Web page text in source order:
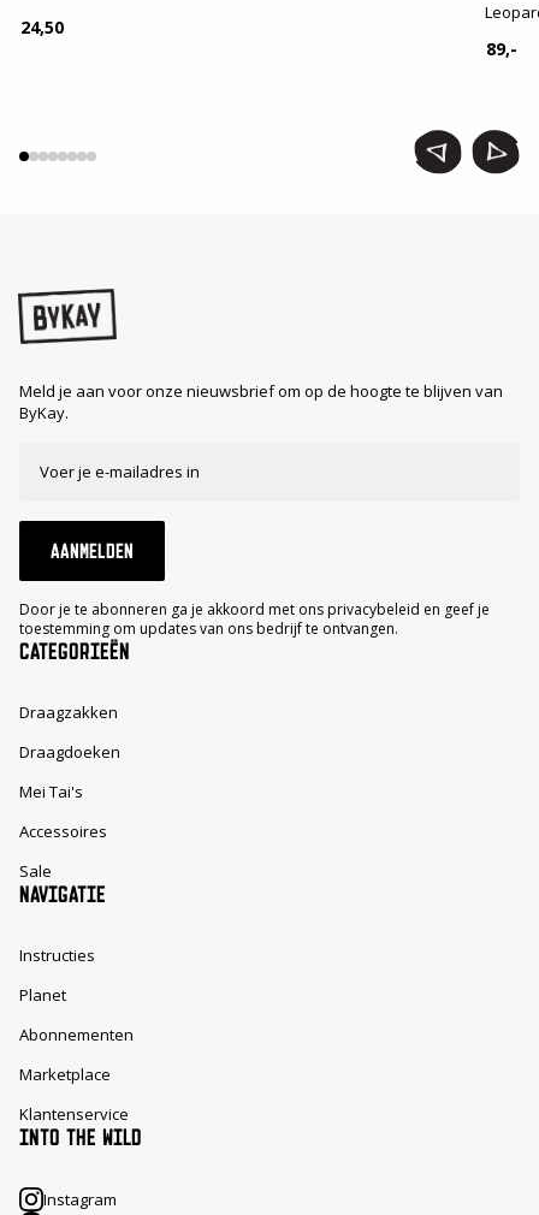
24,50
89,-
Meld je aan voor onze nieuwsbrief om op de hoogte te blijven van
ByKay.
AANMELDEN
Door je te abonneren ga je akkoord met ons privacybeleid en geef je
toestemming om updates van ons bedrijf te ontvangen.
CATEGORIEËN
Draagzakken
Draagdoeken
Mei Tai's
Accessoires
Sale
NAVIGATIE
Instructies
Planet
Abonnementen
Marketplace
Klantenservice
INTO THE WILD
Instagram